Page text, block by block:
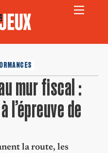
mur fiscal :
l’épreuve de
la route, les